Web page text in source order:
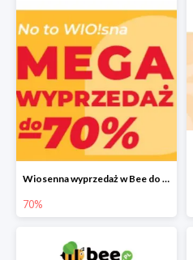
Wiosenna wyprzedaż w Bee do -70%
70%